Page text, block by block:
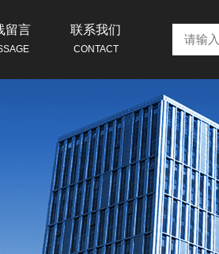
留言 联系我们
CONTACT